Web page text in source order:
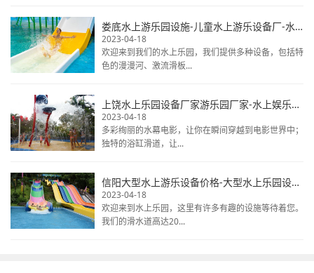
娄底水上游乐园设施-儿童水上游乐设备厂-水上乐园设备排行榜
2023-04-18
欢迎来到我们的水上乐园，我们提供多种设备，包括特
色的漫漫河、激流滑板...
上饶水上乐园设备厂家游乐园厂家-水上娱乐项目设备-水上公园游乐设施
2023-04-18
多彩绚丽的水幕电影，让你在瞬间穿越到电影世界中；
独特的浴缸滑道，让...
信阳大型水上游乐设备价格-大型水上乐园设备报价-水上乐园设备
2023-04-18
欢迎来到水上乐园，这里有许多有趣的设施等待着您。
我们的滑水道高达20...